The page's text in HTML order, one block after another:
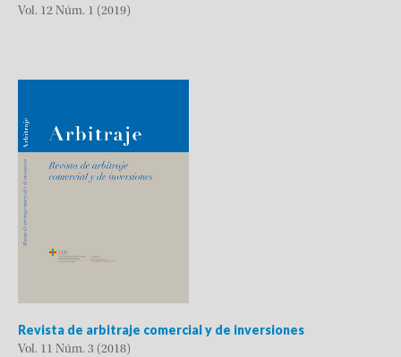
Vol. 12 Núm. 1 (2019)
Revista de arbitraje comercial y de inversiones
Vol. 11 Núm. 3 (2018)